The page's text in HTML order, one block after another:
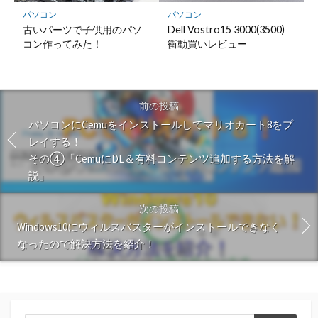
パソコン
古いパーツで子供用のパソ
コン作ってみた！
パソコン
Dell Vostro15 3000(3500)
衝動買いレビュー
前の投稿
パソコンにCemuをインストールしてマリオカート8をプ
レイする！
その④「CemuにDL＆有料コンテンツ追加する方法を解
説」
次の投稿
Windows10にウィルスバスターがインストールできなく
なったので解決方法を紹介！